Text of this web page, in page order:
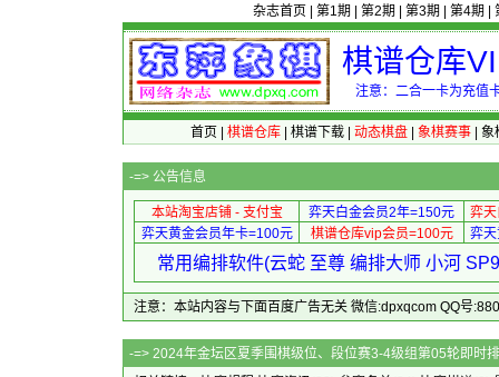
杂志首页 第1期 第2期 第3期 第4期
棋谱仓库
注意：二合一卡为充值
首页 棋谱仓库| 棋谱下载| 动态棋盘| 象棋赛事| 象
-=> 公告信息
本站淘宝店铺 - 支付宝 弈天白金会员2年=150元
弈
弈天黄金会员年卡=100元
棋谱仓库vip会员=100元 弈
常用编排软件(云蛇 至尊 编排大师 小河
注意：本站内容与下面百度广告无关 微信:dpxqcom QQ号
-=> 2024年金坛区夏季围棋级位、